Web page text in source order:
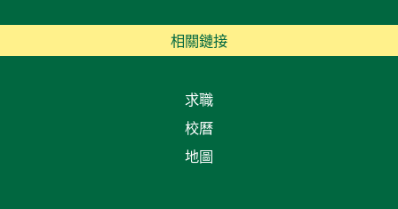
相關鏈接
求職
校曆
地圖